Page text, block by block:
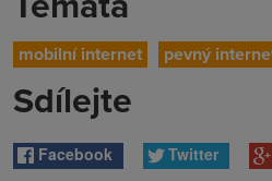
mobilní internet pevný
Sdílejte
Facebook Twitter